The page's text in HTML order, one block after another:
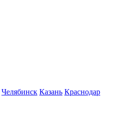
Челябинск Казань Краснодар